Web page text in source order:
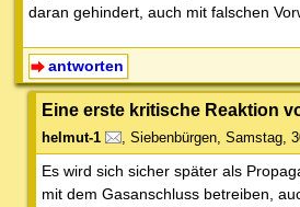
daran gehindert, auch mit falschen
antworten
Eine erste kritische Reaktion
helmut-1 , Siebenbürgen, Samstag,
Es wird sich sicher später als
mit dem Gasanschluss betreiben,